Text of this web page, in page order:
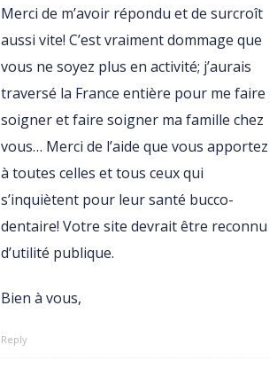
Merci de m’avoir répondu et de surcroît
aussi vite! C’est vraiment dommage que
vous ne soyez plus en activité; j’aurais
traversé la France entière pour me faire
soigner et faire soigner ma famille chez
vous… Merci de l’aide que vous apportez
à toutes celles et tous ceux qui
s’inquiètent pour leur santé bucco-
dentaire! Votre site devrait être reconnu
d’utilité publique.
Bien à vous,
Reply